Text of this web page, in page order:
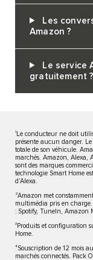
Les
Amazon ?
Le service
gratuitement ?
1
Le conducteur ne doit
présente aucun danger.
totale de son véhicule.
marchés. Amazon, Alexa,
sont des marques
technologie Smart Home
d’Alexa.
2Amazon met
multimédia pris en
: Spotify, TuneIn, Amazon
3 Produits et configuration
Home.
4Souscription de 12 mois
marchés connectés. Pack